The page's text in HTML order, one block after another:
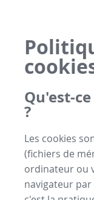
Qu'est-
?
Les cookies
(fichiers de
ordinateur ou
navigateur par